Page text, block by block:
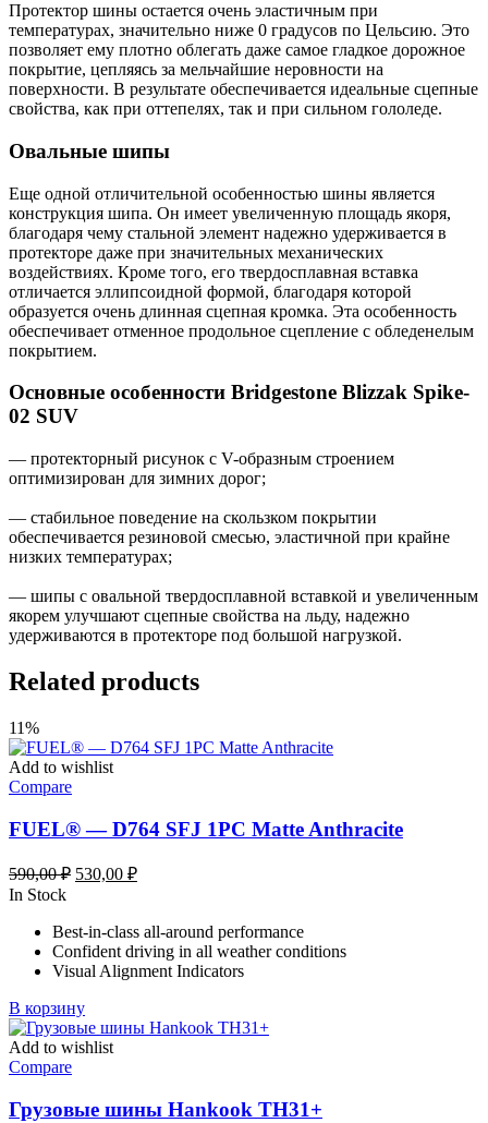
Протектор шины остается очень эластичным при
температурах, значительно ниже 0 градусов по Цельсию. Это
позволяет ему плотно облегать даже самое гладкое дорожное
покрытие, цепляясь за мельчайшие неровности на
поверхности. В результате обеспечивается идеальные сцепные
свойства, как при оттепелях, так и при сильном гололеде.
Овальные шипы
Еще одной отличительной особенностью шины является
конструкция шипа. Он имеет увеличенную площадь якоря,
благодаря чему стальной элемент надежно удерживается в
протекторе даже при значительных механических
воздействиях. Кроме того, его твердосплавная вставка
отличается эллипсоидной формой, благодаря которой
образуется очень длинная сцепная кромка. Эта особенность
обеспечивает отменное продольное сцепление с обледенелым
покрытием.
Основные особенности Bridgestone Blizzak Spike-
02 SUV
— протекторный рисунок с V-образным строением
оптимизирован для зимних дорог;
— стабильное поведение на скользком покрытии
обеспечивается резиновой смесью, эластичной при крайне
низких температурах;
— шипы с овальной твердосплавной вставкой и увеличенным
якорем улучшают сцепные свойства на льду, надежно
удерживаются в протекторе под большой нагрузкой.
Related products
11%
Add to wishlist
Compare
FUEL® — D764 SFJ 1PC Matte Anthracite
590,00₽ Первоначальная
590,00 ₽.
530,00 ₽Текущая
In Stock
Best-in-class all-around performance
Confident driving in all weather conditions
Visual Alignment Indicators
В корзину
Add to wishlist
Compare
Грузовые шины Hankook TH31+